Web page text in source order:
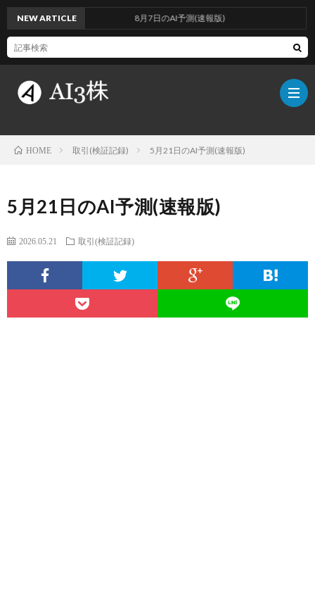
グ
NEW ARTICLE 8月7日のAI予測(速報版)
HOME 取引(検証記録) 5月21日のAI予測(速報版)
5月21日のAI予測(速報版)
2026.05.21 取引(検証記録)